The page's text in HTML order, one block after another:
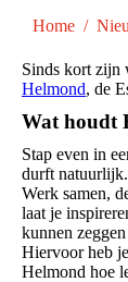
Je bent hier:
Home
Sinds kort zijn
Helmond, de
Wat houdt
Stap even in
durft natuurlijk.
Werk samen,
laat je
kunnen
Hiervoor heb
Helmond hoe